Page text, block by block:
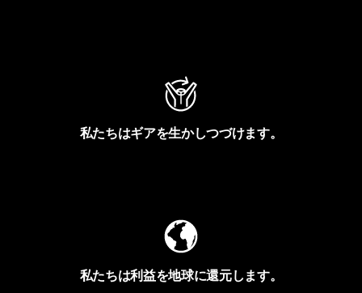
私たちはギアを生かしつづけます。
私たちは利益を地球に還元します。